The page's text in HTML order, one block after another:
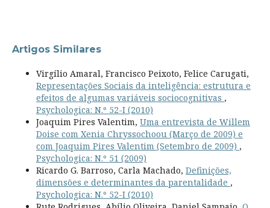
Artigos Similares
Virgílio Amaral, Francisco Peixoto, Felice Carugati,
Representações Sociais da inteligência: estrutura e
efeitos de algumas variáveis sociocognitivas ,
Psychologica: N.º 52-I (2010)
Joaquim Pires Valentim, Uma entrevista de Willem
Doise com Xenia Chryssochoou (Março de 2009) e
com Joaquim Pires Valentim (Setembro de 2009) ,
Psychologica: N.º 51 (2009)
Ricardo G. Barroso, Carla Machado, Definições,
dimensões e determinantes da parentalidade ,
Psychologica: N.º 52-I (2010)